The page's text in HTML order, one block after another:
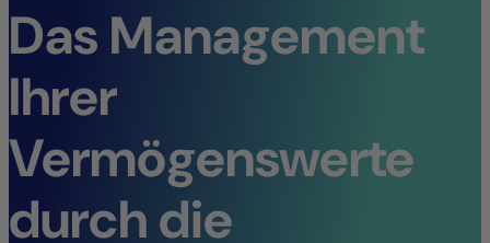
Das Management
Ihrer
Vermögenswerte
durch die